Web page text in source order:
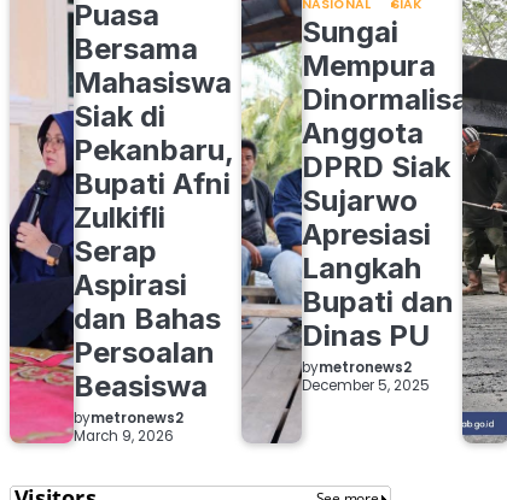
Puasa
Bersama
Mahasiswa
Siak di
Pekanbaru,
Bupati Afni
Zulkifli
Serap
Aspirasi
dan Bahas
Persoalan
Beasiswa
bymetronews2
March 9, 2026
NASIONAL SIAK
Sungai
Mempura
Dinormalisasi,
Anggota
DPRD Siak
Sujarwo
Apresiasi
Langkah
Bupati dan
Dinas PU
bymetronews2
December 5, 2025